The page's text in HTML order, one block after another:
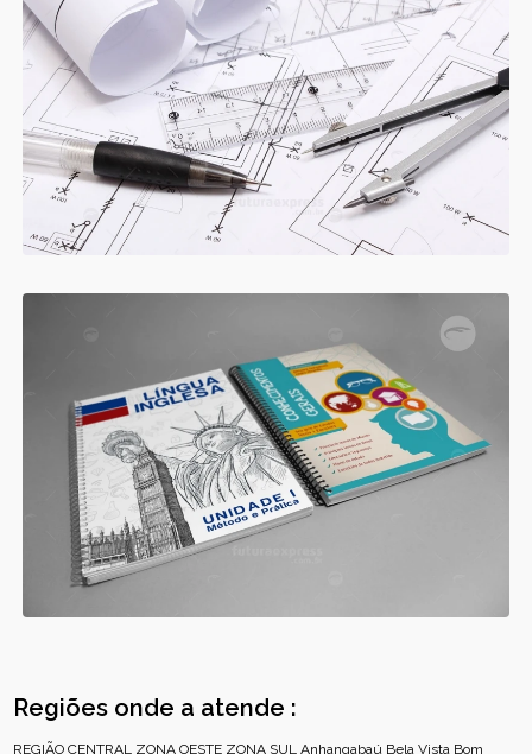
Regiões onde a atende :
REGIÃO CENTRAL ZONA OESTE ZONA SUL Anhangabaú Bela Vista Bom